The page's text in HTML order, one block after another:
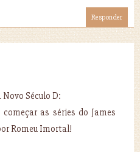
Responder
Século D:
as séries do James
Romeu Imortal!